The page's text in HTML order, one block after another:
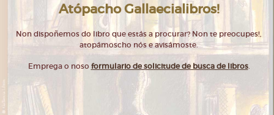
Atópacho Gallaecialibros!
Non dispoñemos do libro que estás a procurar? Non te preocupes!,
atopámoscho nós e avisámoste.
Emprega o noso formulario de solicitude de busca de libros.